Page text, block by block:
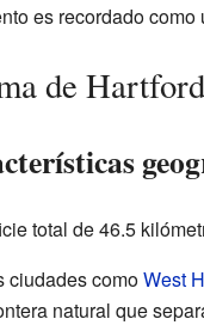
es recordado
de Hartford
total de 46.5
ciudades comoWest
natural que